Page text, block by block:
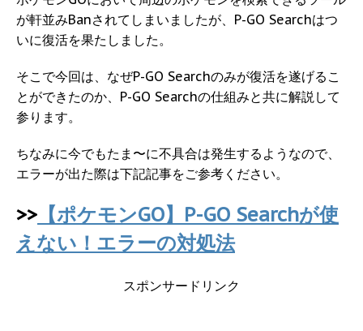
が軒並みBanされてしまいましたが、P-GO Searchはつ
いに復活を果たしました。
そこで今回は、なぜP-GO Searchのみが復活を遂げるこ
とができたのか、P-GO Searchの仕組みと共に解説して
参ります。
ちなみに今でもたま〜に不具合は発生するようなので、
エラーが出た際は下記記事をご参考ください。
>> 【ポケモンGO】P-GO Searchが使
えない！エラーの対処法
スポンサードリンク